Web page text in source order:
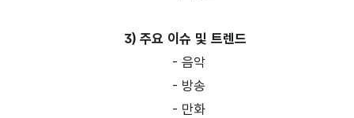
3) 주요 이슈 및 트렌드
- 음악
- 방송
- 만화